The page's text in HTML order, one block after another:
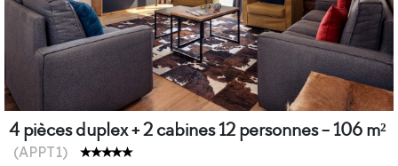
4 pièces duplex + 2 cabines 12 personnes - 106 m²
(APPT1)